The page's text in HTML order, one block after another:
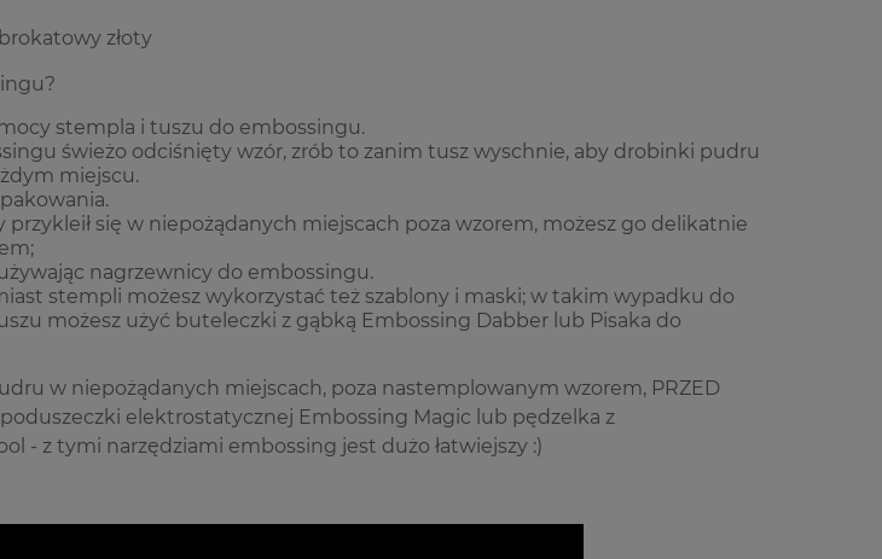
złoty
stempla i tuszu do embossingu.
świeżo odciśnięty wzór, zrób to zanim tusz wyschnie, aby drobinki pudru
miejscu.
przykleił się w niepożądanych miejscach poza wzorem, możesz go delikatnie
nagrzewnicy do embossingu.
stempli możesz wykorzystać też szablony i maski; w takim wypadku do
możesz użyć buteleczki z gąbką Embossing Dabber lub Pisaka do
w niepożądanych miejscach, poza nastemplowanym wzorem, PRZED
elektrostatycznej Embossing Magic lub pędzelka z
- z tymi narzędziami embossing jest dużo łatwiejszy :)